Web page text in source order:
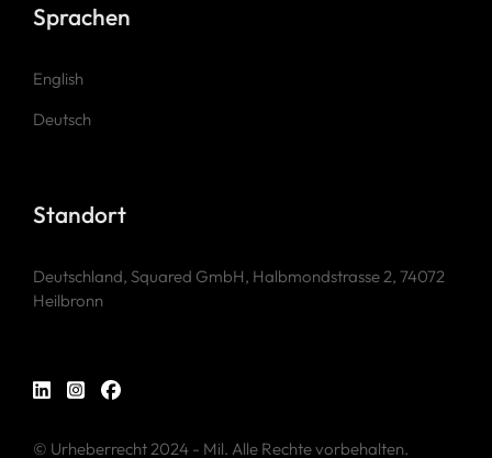
Sprachen
English
Deutsch
Standort
Deutschland, Squared GmbH, Halbmondstrasse 2, 74072
Heilbronn
© Urheberrecht 2024 - Mil. Alle Rechte vorbehalten.